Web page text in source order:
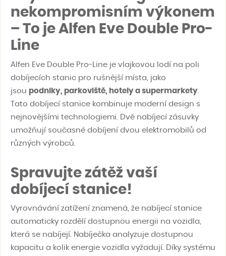
nekompromisním výkonem
– To je Alfen Eve Double Pro-
Line
Alfen Eve Double Pro-Line je vlajkovou lodí na poli
dobíjecích stanic pro rušnější místa, jako
jsou podniky, parkoviště, hotely a supermarkety
Tato dobíjecí stanice kombinuje moderní design s
nejnovějšími technologiemi. Dvě nabíjecí zásuvky
umožňují současné dobíjení dvou elektromobilů od
různých výrobců.
Spravujte zátěž vaší
dobíjecí stanice!
Vyrovnávání zatížení znamená, že nabíjecí stanice
automaticky rozdělí dostupnou energii na vozidla,
která se nabíjejí. Nabíječka analyzuje dostupnou
kapacitu a kolik energie vozidla vyžadují. Díky systému